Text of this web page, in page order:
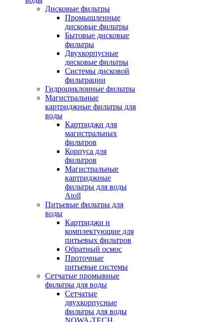
Дисковые фильтры
Промышленные
дисковые фильтры
Бытовые дисковые
фильтры
Двухкорпусные
дисковые фильтры
Системы дисковой
фильтрации
Гидроциклонные фильтры
Магистральные
картриджные фильтры для
воды
Картриджи для
магистральных
фильтров
Корпуса для
фильтров
Магистральные
картриджные
фильтры для воды
Atoll
Питьевые фильтры для
воды
Картриджи и
комплектующие для
питьевых фильтров
Обратный осмос
Проточные
питьевые системы
Сетчатые промывные
фильтры для воды
Сетчатые
двухкорпусные
фильтры для воды